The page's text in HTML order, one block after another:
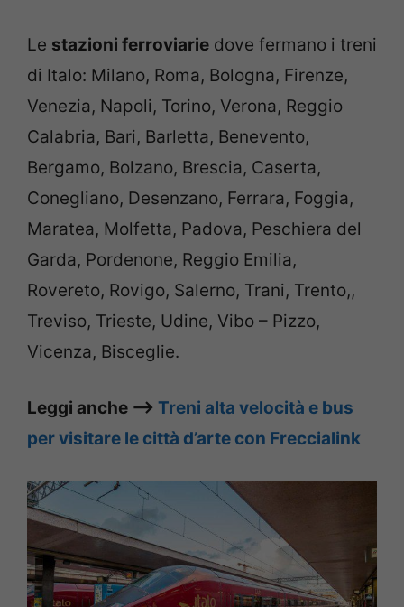
Le stazioni ferroviarie dove fermano i treni
di Italo: Milano, Roma, Bologna, Firenze,
Venezia, Napoli, Torino, Verona, Reggio
Calabria, Bari, Barletta, Benevento,
Bergamo, Bolzano, Brescia, Caserta,
Conegliano, Desenzano, Ferrara, Foggia,
Maratea, Molfetta, Padova, Peschiera del
Garda, Pordenone, Reggio Emilia,
Rovereto, Rovigo, Salerno, Trani, Trento,,
Treviso, Trieste, Udine, Vibo – Pizzo,
Vicenza, Bisceglie.
Leggi anche –> Treni alta velocità e bus
per visitare le città d’arte con Freccialink